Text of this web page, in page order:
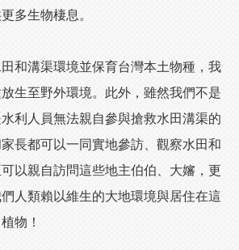
更多生物棲息。
溝渠環境並保育台灣本土物種，我
生至野外環境。此外，雖然我們不是
利人員無法親自參與搶救水田溝渠的
長都可以一同實地參訪、觀察水田和
以親自訪問這些地主伯伯、大嬸，更
人類賴以維生的大地環境與居住在這
物！